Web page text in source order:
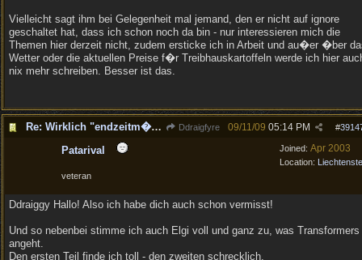
Vielleicht sagt ihm bei Gelegenheit mal jemand, den er nicht auf ignore
geschaltet hat, dass ich schon noch da bin - nur interessieren mich die
Themen hier derzeit nicht, zudem ersticke ich in Arbeit und au�er �ber
Wetter oder die aktuellen Preise f�r Treibhauskartoffeln werde ich hier
nix mehr schreiben. Besser ist das.
Re: Wirklich "endzeitm��ig", oder was?! Ddraigfyre #
09/11/09 05:14 PM
Joined: Apr 2003
Location:
Patarival
veteran
Ddraiggy Hallo! Also ich habe dich auch schon vermisst!
Und so nebenbei stimme ich auch Elgi voll und ganz zu, was Transformers
angeht.
Den ersten Teil finde ich toll - den zweiten schrecklich.